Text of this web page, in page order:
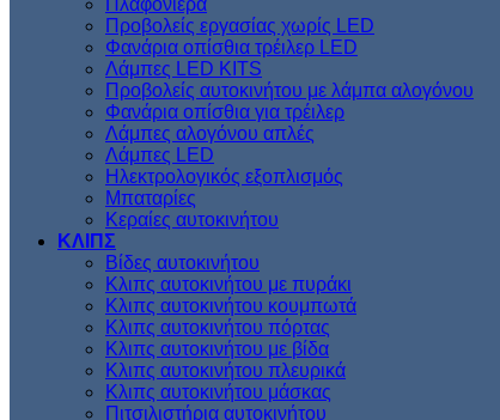
Πλαφονιέρα
Προβολείς εργασίας χωρίς LED
Φανάρια οπίσθια τρέιλερ LED
Λάμπες LED KITS
Προβολείς αυτοκινήτου με λάμπα αλογόνου
Φανάρια οπίσθια για τρέιλερ
Λάμπες αλογόνου απλές
Λάμπες LED
Ηλεκτρολογικός εξοπλισμός
Μπαταρίες
Κεραίες αυτοκινήτου
ΚΛΙΠΣ
Βίδες αυτοκινήτου
Kλιπς αυτοκινήτου με πυράκι
Kλιπς αυτοκινήτου κουμπωτά
Κλιπς αυτοκινήτου πόρτας
Κλιπς αυτοκινήτου με βίδα
Kλιπς αυτοκινήτου πλευρικά
Kλιπς αυτοκινήτου μάσκας
Πιτσιλιστήρια αυτοκινήτου